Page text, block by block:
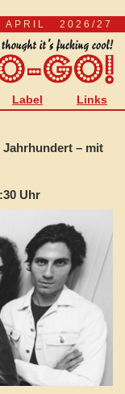
2026/27
Label
Links
Jahrhundert – mit
Uhr